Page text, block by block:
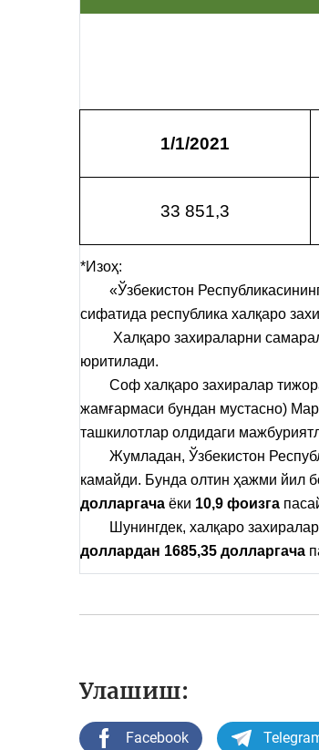
1/1/2021
33 851,3
*Изоҳ:
«Ўзбекистон Республикасининг
сифатида республика халқаро
Халқаро захираларни
юритилади.
Соф халқаро захиралар
жамғармаси бундан мустасно)
ташкилотлар олдидаги
Жумладан, Ўзбекистон
камайди. Бунда олтин ҳажми йил
долларгача ёки 10,9 фоизга
Шунингдек, халқаро
доллардан 1685,35 долларгача
Улашиш:
Facebook